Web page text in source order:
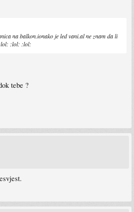
na balkon.ionako je led vani.al ne znam da li
:lol: :lol:
tebe ?